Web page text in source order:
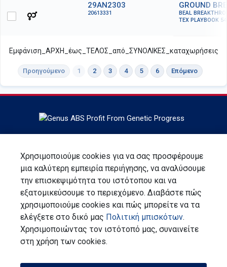
29AN2303
20613331
GROUND
BEAL
TEX PLAYBOOK
Εμφάνιση_ΑΡΧΗ_έως_ΤΕΛΟΣ_από_ΣΥΝΟΛΙΚΕΣ_καταχωρήσεις
Προηγούμενο 1 2 3 4 5 6 Επόμενο
Χρησιμοποιούμε cookies για να σας προσφέρουμε
μια καλύτερη εμπειρία περιήγησης, να αναλύσουμε
την επισκεψιμότητα του ιστότοπου και να
εξατομικεύσουμε το περιεχόμενο. Διαβάστε πώς
χρησιμοποιούμε cookies και πώς μπορείτε να τα
ελέγξετε στο δικό μας Πολιτική μπισκότων.
Χρησιμοποιώντας τον ιστότοπό μας, συναινείτε
στη χρήση των cookies.
παγκόσμιος ηγέτης στη γενετική των βοοειδών, στις
υπηρεσίες και τεχνολογίες αναπαραγωγής, η ABS Global
είναι τμήμα της Genus plc.
Εγγραφείτε για ενημερωτικό δελτίο
Επικοινωνία
Δήλωση Προστασίας Προσωπικών Δεδομένων
Όροι και Προϋποθέσεις